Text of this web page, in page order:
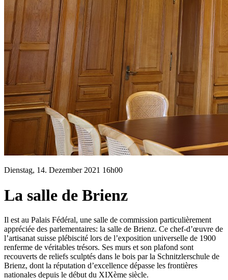
Dienstag, 14. Dezember 2021 16h00
La salle de Brienz
Il est au Palais Fédéral, une salle de commission particulièrement
appréciée des parlementaires: la salle de Brienz. Ce chef-d’œuvre de
l’artisanat suisse plébiscité lors de l’exposition universelle de 1900
renferme de véritables trésors. Ses murs et son plafond sont
recouverts de reliefs sculptés dans le bois par la Schnitzlerschule de
Brienz, dont la réputation d’excellence dépasse les frontières
nationales depuis le début du XIXème siècle.